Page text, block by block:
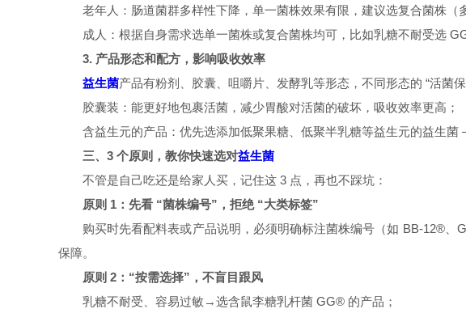
老年人：肠道菌群多样性下降，单一菌株效果有限，建议选复合菌株（
成人：根据自身需求选单一菌株或复合菌株均可，比如乳糖不耐受选
3. 产品形态和配方，影响吸收效率
益生菌产品有粉剂、胶囊、咀嚼片、发酵乳等形态，不同形态的 “活菌
胶囊装：能更好地包裹活菌，减少胃酸对活菌的破坏，吸收效率更高；
含益生元的产品：优先选添加低聚果糖、低聚半乳糖等益生元的益生菌
三、 3 个原则，教你快速选对益生菌
不管是自己吃还是给家人买，记住这 3 点，再也不踩坑：
原则 1：先看 “菌株编号”，拒绝 “大类标签”
购买时先看配料表或产品说明，必须明确标注菌株编号（如 BB-12®、
保障。
原则 2：“按需选择”，不盲目跟风
乳糖不耐受、容易过敏→选含鼠李糖乳杆菌 GG® 的产品；